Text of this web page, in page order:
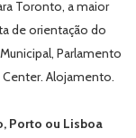
Toronto, a maior
de orientação do
Parlamento
Alojamento.
Porto ou Lisboa